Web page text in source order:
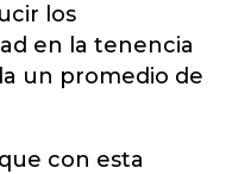
los
en la tenencia
un promedio de
con esta